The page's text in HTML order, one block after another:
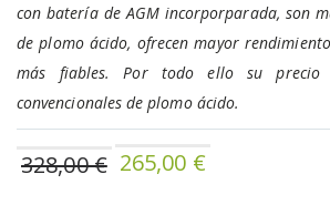
con batería de AGM incorporparada, son
de plomo ácido, ofrecen mayor
más fiables. Por todo ello su
convencionales de plomo ácido.
328,00 €
Precio
especial
265,00 €